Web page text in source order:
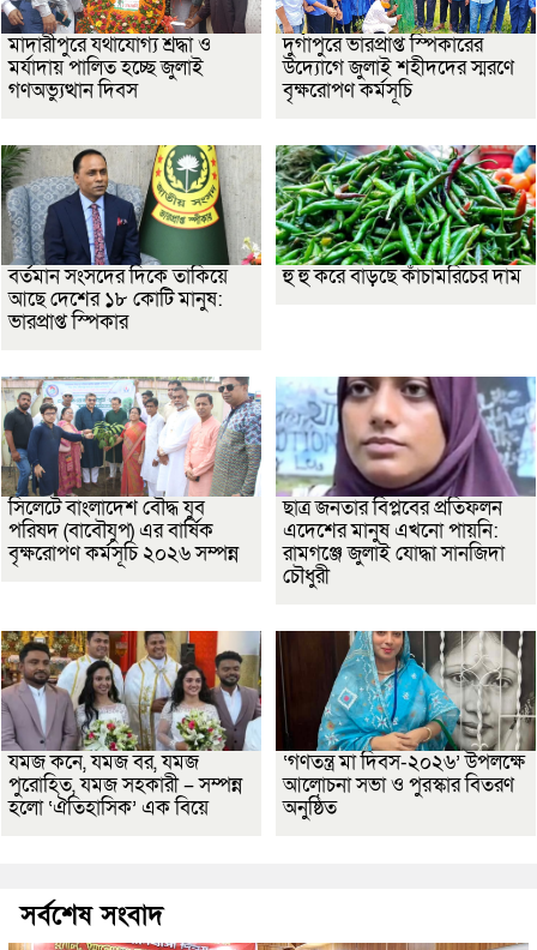
মাদারীপুরে যথাযোগ্য শ্রদ্ধা ও
মর্যাদায় পালিত হচ্ছে জুলাই
গণঅভ্যুত্থান দিবস
দুর্গাপুরে ভারপ্রাপ্ত স্পিকারের
উদ্যোগে জুলাই শহীদদের স্মরণে
বৃক্ষরোপণ কর্মসূচি
বর্তমান সংসদের দিকে তাকিয়ে
আছে দেশের ১৮ কোটি মানুষ:
ভারপ্রাপ্ত স্পিকার
হু হু করে বাড়ছে কাঁচামরিচের দাম
সিলেটে বাংলাদেশ বৌদ্ধ যুব
পরিষদ (বাবৌযুপ) এর বার্ষিক
বৃক্ষরোপণ কর্মসূচি ২০২৬ সম্পন্ন
ছাত্র জনতার বিপ্লবের প্রতিফলন
এদেশের মানুষ এখনো পায়নি:
রামগঞ্জে জুলাই যোদ্ধা সানজিদা
চৌধুরী
যমজ কনে, যমজ বর, যমজ
পুরোহিত, যমজ সহকারী – সম্পন্ন
হলো ‘ঐতিহাসিক’ এক বিয়ে
‘গণতন্ত্র মা দিবস-২০২৬’ উপলক্ষে
আলোচনা সভা ও পুরস্কার বিতরণ
অনুষ্ঠিত
সর্বশেষ সংবাদ